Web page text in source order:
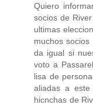
Quiero
socios de
ultimas
muchos
da igual si
voto a
lisa de
aliadas a
hicnchas de